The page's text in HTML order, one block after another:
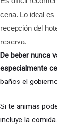
cena. Lo ideal es
recepción del
reserva.
De beber nunca
especialmente
baños el
Si te animas
incluye la